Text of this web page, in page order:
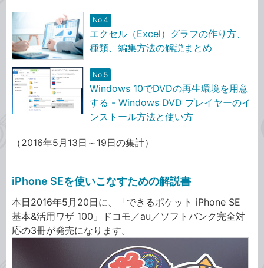
No.4
エクセル（Excel）グラフの作り方、
種類、編集方法の解説まとめ
No.5
Windows 10でDVDの再生環境を用意
する - Windows DVD プレイヤーのイ
ンストール方法と使い方
（2016年5月13日～19日の集計）
iPhone SEを使いこなすための解説書
本日2016年5月20日に、「できるポケット iPhone SE
基本&活用ワザ 100」ドコモ／au／ソフトバンク完全対
応の3冊が発売になります。